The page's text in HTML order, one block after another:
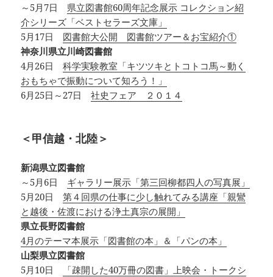
～5月7日 県立図書館60周年記念展示 コレクション紹
介シリーズ「ベストセラーズ文庫」
5月17日 図書館大公開 図書館ツアー＆お宝紹介①
神奈川県立川崎図書館
4月26日科学実験教室「キツツキとトコトコ馬～動く
おもちゃで振動について知ろう！」
6月25日～27日社史フェア ２０１４
＜甲信越・北陸＞
新潟県立図書館
～5月6日 ギャラリー展示「第三回柳都四人の写真展」
5月20日第４回県の仕事に少し触れてみる講座「親鸞
と越後・佐渡における浄土真宗の展開」
県立長野図書館
4月のテーマ本展示「図書館の本」＆「パンの本」
山梨県立図書館
5月10日
「疎開した40万冊の図書」上映会・トークシ